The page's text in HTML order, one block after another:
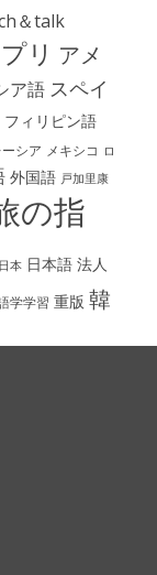
＆talk
リ アメ
ア語 スペイ
フィリピン語
シア メキシコ ロ
外国語 戸加里康
の指
日本 日本語 法人
学学習 重版 韓